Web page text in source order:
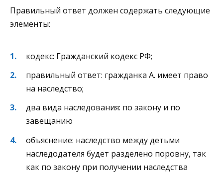
Правильный ответ должен содержать следующие
элементы:
кодекс: Гражданский кодекс РФ;
правильный ответ: гражданка А. имеет право
на наследство;
два вида наследования: по закону и по
завещанию
объяснение: наследство между детьми
наследодателя будет разделено поровну, так
как по закону при получении наследства